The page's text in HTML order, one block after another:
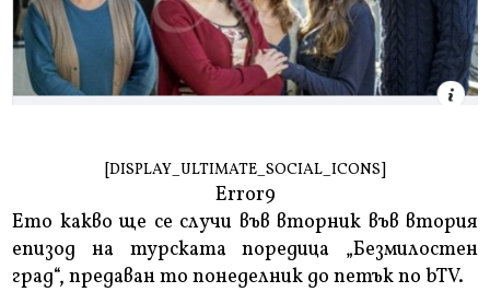
[DISPLAY_ULTIMATE_SOCIAL_ICONS]
Error9
Eто какво ще се случи във вторник във втория
епизод на турската поредица „Безмилостен
град“, предаван то понеделник до петък по bTV.